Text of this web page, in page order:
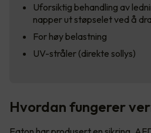
Uforsiktig behandling av
napper ut støpselet ved å
For høy belastning
UV-stråler (direkte sollys)
Hvordan fungerer